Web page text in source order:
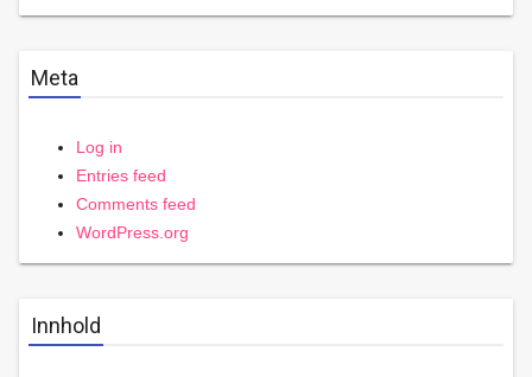
Meta
Log in
Entries feed
Comments feed
WordPress.org
Innhold